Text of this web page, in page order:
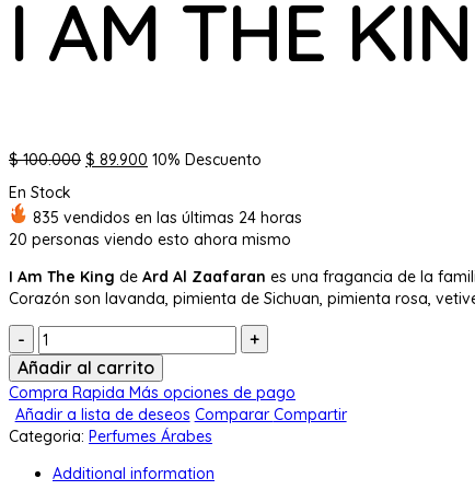
I AM THE
$100.000 El
era:
$ 100.000.
$ 89.900 El
es:
$ 89.900.
10% Descuento
En Stock
835 vendidos en las últimas 24 horas
20 personas viendo esto ahora mismo
I Am The King de Ard Al Zaafaran es una fragancia de la
Corazón son lavanda, pimienta de Sichuan, pimienta rosa,
Cantidad:
Añadir al carrito
Compra Rapida Más opciones de pago
Añadir a lista de deseos CompararCompartir
Categoria: Perfumes Árabes
Additional information